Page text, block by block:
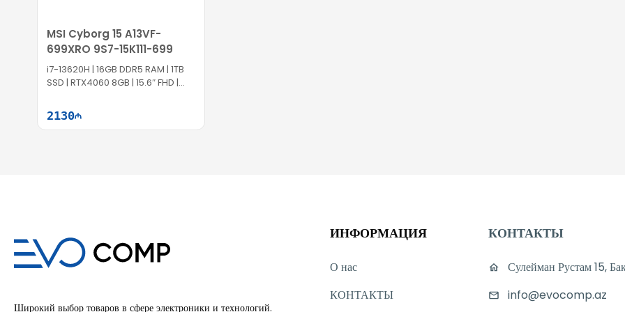
MSI Cyborg 15 A13VF-
699XRO 9S7-15K111-699
i7-13620H | 16GB DDR5 RAM | 1TB
SSD | RTX4060 8GB | 15.6″ FHD |
2130
Широкий выбор товаров в сфере электроники и технологий.
ИНФОРМАЦИЯ
О нас
КОНТАКТЫ
КОНТАКТЫ
Сулейман Рустам 15,
info@evocomp.az